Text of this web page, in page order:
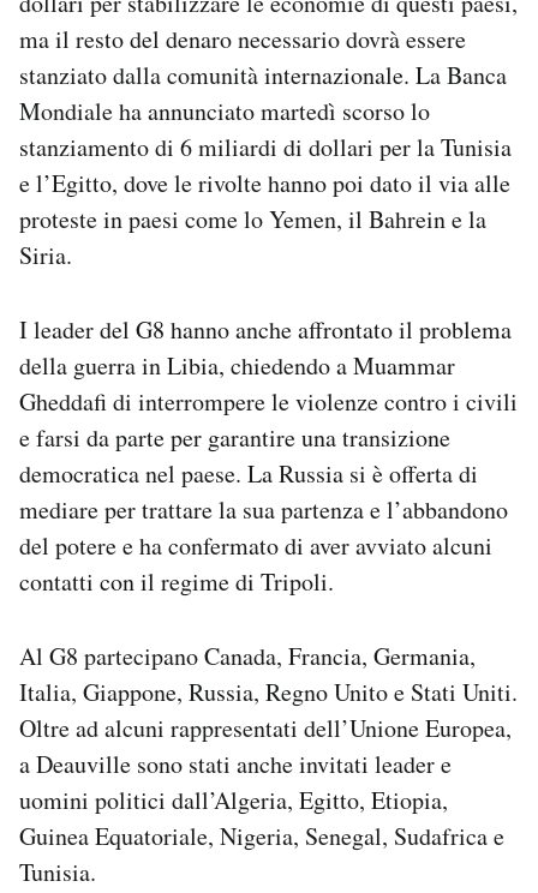
ma il resto del denaro necessario dovrà essere
stanziato dalla comunità internazionale. La Banca
Mondiale ha annunciato martedì scorso lo
stanziamento di 6 miliardi di dollari per la Tunisia
e l’Egitto, dove le rivolte hanno poi dato il via alle
proteste in paesi come lo Yemen, il Bahrein e la
Siria.
I leader del G8 hanno anche affrontato il problema
della guerra in Libia, chiedendo a Muammar
Gheddafi di interrompere le violenze contro i civili
e farsi da parte per garantire una transizione
democratica nel paese. La Russia si è offerta di
mediare per trattare la sua partenza e l’abbandono
del potere e ha confermato di aver avviato alcuni
contatti con il regime di Tripoli.
Al G8 partecipano Canada, Francia, Germania,
Italia, Giappone, Russia, Regno Unito e Stati Uniti.
Oltre ad alcuni rappresentati dell’Unione Europea,
a Deauville sono stati anche invitati leader e
uomini politici dall’Algeria, Egitto, Etiopia,
Guinea Equatoriale, Nigeria, Senegal, Sudafrica e
Tunisia.